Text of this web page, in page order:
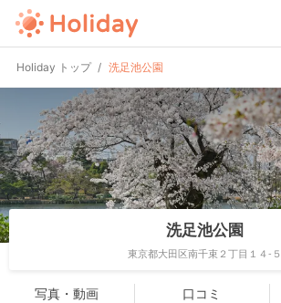
Holiday トップ 洗足池公園
洗足池公園
東京都大田区南千束２丁目１４-５
写真・動画 口コミ